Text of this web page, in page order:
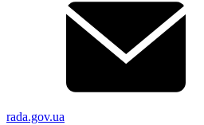
rada.gov.ua